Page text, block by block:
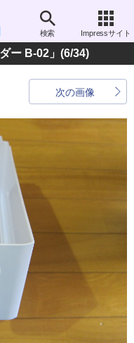
検索 Impressサイト
ー B-02」 (6/34)
次の画像